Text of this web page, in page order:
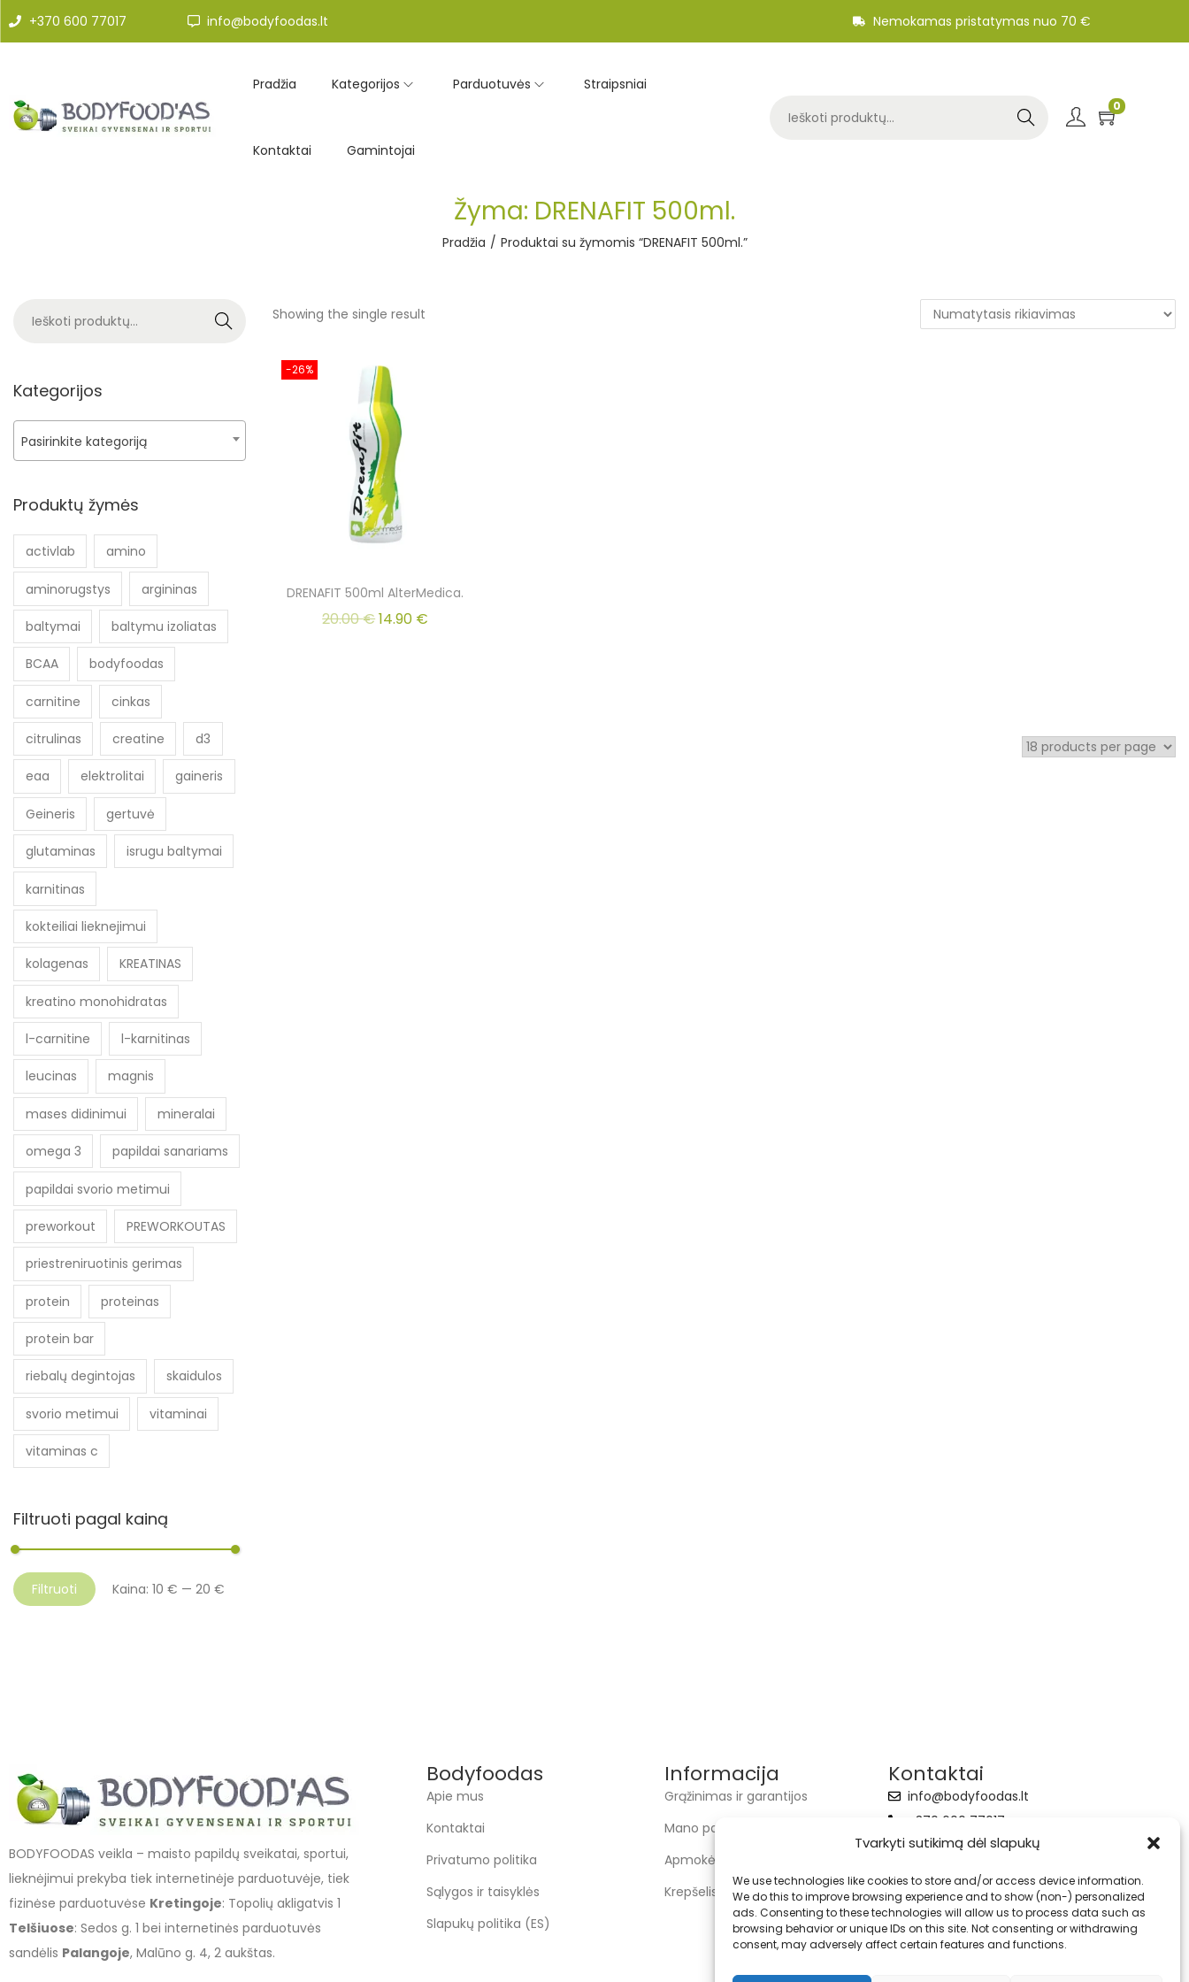
Tvarkyti sutikimą dėl slapukų
We use technologies like cookies to store and/or access device information.
We do this to improve browsing experience and to show (non-) personalized
ads. Consenting to these technologies will allow us to process data such as
browsing behavior or unique IDs on this site. Not consenting or withdrawing
consent, may adversely affect certain features and functions.
+370 600 77017 info@bodyfoodas.lt Nemokamas pristatymas nuo 70 €
Pradžia Kategorijos Parduotuvės Straipsniai
Kontaktai Gamintojai
Search
0
Žyma: DRENAFIT 500ml.
Pradžia / Produktai su žymomis “DRENAFIT 500ml.”
Showing the single result
-26%
DRENAFIT 500ml AlterMedica.
20.00€14.90 €
Search
Kategorijos
Pasirinkite kategoriją
Produktų žymės
activlab amino
aminorugstys argininas
baltymai baltymu izoliatas
BCAA bodyfoodas
carnitine cinkas
citrulinas creatine d3
eaa elektrolitai gaineris
Geineris gertuvė
glutaminas isrugu baltymai
karnitinas
kokteiliai lieknejimui
kolagenas KREATINAS
kreatino monohidratas
l-carnitine l-karnitinas
leucinas magnis
mases didinimui mineralai
omega 3 papildai sanariams
papildai svorio metimui
preworkout PREWORKOUTAS
priestreniruotinis gerimas
protein proteinas
protein bar
riebalų degintojas skaidulos
svorio metimui vitaminai
vitaminas c
Filtruoti pagal kainą
Filtruoti Kaina: 10 € — 20 €
BODYFOODAS veikla – maisto papildų sveikatai, sportui,
lieknėjimui prekyba tiek internetinėje parduotuvėje, tiek
fizinėse parduotuvėse Kretingoje: Topolių akligatvis 1
Telšiuose: Sedos g. 1 bei internetinės parduotuvės
sandėlis Palangoje, Malūno g. 4, 2 aukštas.
Bodyfoodas
Apie mus
Kontaktai
Privatumo politika
Sąlygos ir taisyklės
Slapukų politika (ES)
Informacija
Grąžinimas ir garantijos
Mano paskyra
Apmokėjimas
Krepšelis
Kontaktai
info@bodyfoodas.lt
+370 600 77017